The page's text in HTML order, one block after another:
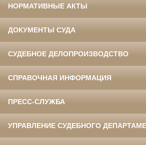
НОРМАТИВНЫЕ АКТЫ
ДОКУМЕНТЫ СУДА
СУДЕБНОЕ ДЕЛОПРОИЗВОДСТВО
СПРАВОЧНАЯ ИНФОРМАЦИЯ
ПРЕСС-СЛУЖБА
УПРАВЛЕНИЕ СУДЕБНОГО